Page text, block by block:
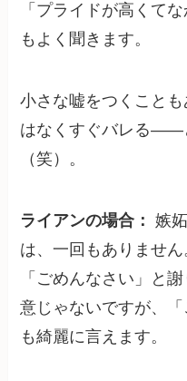
「プライドが高くて
もよく聞きます。
小さな嘘をつくこと
はなくすぐバレる——
（笑）。
ライアンの場合： 嫉
は、一回もありませ
「ごめんなさい」と
意じゃないですが、
も綺麗に言えます。